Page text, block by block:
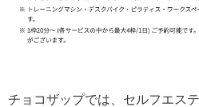
チョコザップでは、セルフエス